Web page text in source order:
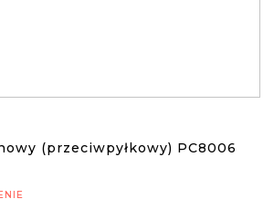
(przeciwpyłkowy) PC8006